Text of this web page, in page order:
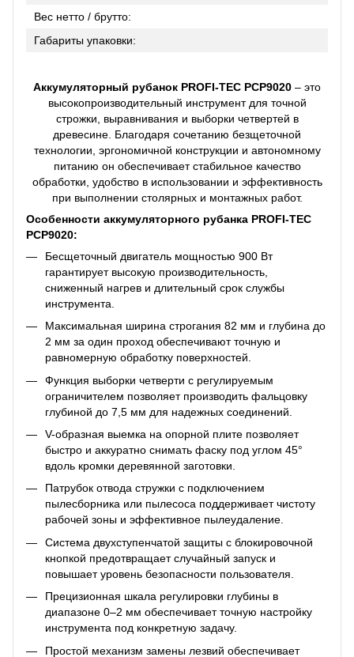
Вес нетто / брутто:
Габариты упаковки:
Аккумуляторный рубанок PROFI-TEC PCP9020 – это
высокопроизводительный инструмент для точной
строжки, выравнивания и выборки четвертей в
древесине. Благодаря сочетанию безщеточной
технологии, эргономичной конструкции и автономному
питанию он обеспечивает стабильное качество
обработки, удобство в использовании и эффективность
при выполнении столярных и монтажных работ.
Особенности аккумуляторного рубанка PROFI-TEC
PCP9020:
Бесщеточный двигатель мощностью 900 Вт
гарантирует высокую производительность,
сниженный нагрев и длительный срок службы
инструмента.
Максимальная ширина строгания 82 мм и глубина до
2 мм за один проход обеспечивают точную и
равномерную обработку поверхностей.
Функция выборки четверти с регулируемым
ограничителем позволяет производить фальцовку
глубиной до 7,5 мм для надежных соединений.
V-образная выемка на опорной плите позволяет
быстро и аккуратно снимать фаску под углом 45°
вдоль кромки деревянной заготовки.
Патрубок отвода стружки с подключением
пылесборника или пылесоса поддерживает чистоту
рабочей зоны и эффективное пылеудаление.
Система двухступенчатой ​​защиты с блокировочной
кнопкой предотвращает случайный запуск и
повышает уровень безопасности пользователя.
Прецизионная шкала регулировки глубины в
диапазоне 0–2 мм обеспечивает точную настройку
инструмента под конкретную задачу.
Простой механизм замены лезвий обеспечивает